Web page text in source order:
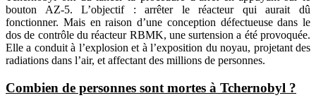
bouton AZ-5. L’objectif : arrêter le réacteur qui aurait dû
fonctionner. Mais en raison d’une conception défectueuse dans le
dos de contrôle du réacteur RBMK, une surtension a été provoquée.
Elle a conduit à l’explosion et à l’exposition du noyau, projetant des
radiations dans l’air, et affectant des millions de personnes.
Combien de personnes sont mortes à Tchernobyl ?